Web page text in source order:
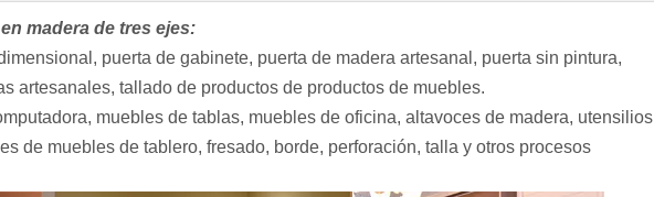
madera de tres ejes:
puerta de gabinete, puerta de madera artesanal, puerta sin pintura,
artesanales, tallado de productos de productos de muebles.
muebles de tablas, muebles de oficina, altavoces de madera, utensilios
de muebles de tablero, fresado, borde, perforación, talla y otros procesos